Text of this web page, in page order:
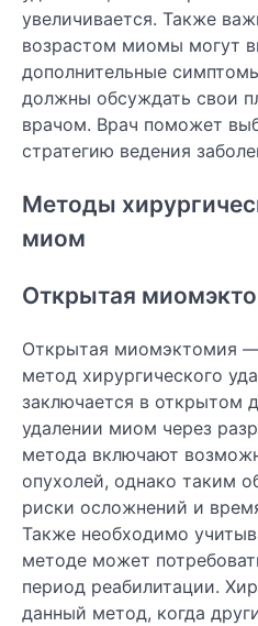
увеличивается. Также
возрастом миомы могут
дополнительные
должны обсуждать свои
врачом. Врач поможет
стратегию ведения
Методы
миом
Открытая
Открытая миомэктомия
метод хирургического
заключается в открытом
удалении миом через
метода включают
опухолей, однако таким
риски осложнений и
Также необходимо
методе может
период реабилитации.
данный метод, когда